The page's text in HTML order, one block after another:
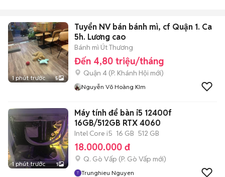
1 phút trước 5
Tuyển NV bán bánh mì, cf Quận 1. Ca
5h. Lương cao
Bánh mì Út Thương
Đến 4,80 triệu/tháng
Quận 4 (P. Khánh Hội mới)
Nguyễn Võ Hoàng KIm
1 phút trước 1
Máy tính để bàn i5 12400f
16GB/512GB RTX 4060
Intel Core i5 16 GB 512 GB
18.000.000 đ
Q. Gò Vấp (P. Gò Vấp mới)
Trunghieu Nguyen